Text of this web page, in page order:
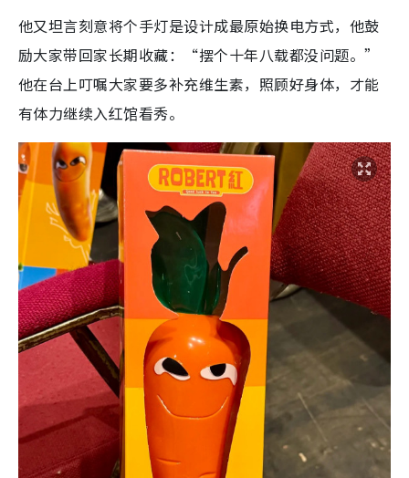
他又坦言刻意将个手灯是设计成最原始换电方式，他鼓
励大家带回家长期收藏：“摆个十年八载都没问题。”
他在台上叮嘱大家要多补充维生素，照顾好身体，才能
有体力继续入红馆看秀。